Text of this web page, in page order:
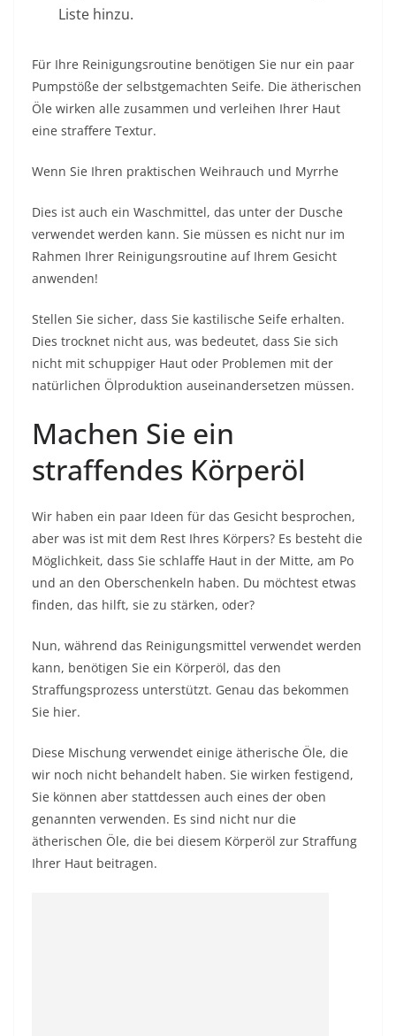
Liste hinzu.
Für Ihre Reinigungsroutine benötigen Sie nur ein paar
Pumpstöße der selbstgemachten Seife. Die ätherischen
Öle wirken alle zusammen und verleihen Ihrer Haut
eine straffere Textur.
Wenn Sie Ihren praktischen Weihrauch und Myrrhe
Dies ist auch ein Waschmittel, das unter der Dusche
verwendet werden kann. Sie müssen es nicht nur im
Rahmen Ihrer Reinigungsroutine auf Ihrem Gesicht
anwenden!
Stellen Sie sicher, dass Sie kastilische Seife erhalten.
Dies trocknet nicht aus, was bedeutet, dass Sie sich
nicht mit schuppiger Haut oder Problemen mit der
natürlichen Ölproduktion auseinandersetzen müssen.
Machen Sie ein
straffendes Körperöl
Wir haben ein paar Ideen für das Gesicht besprochen,
aber was ist mit dem Rest Ihres Körpers? Es besteht die
Möglichkeit, dass Sie schlaffe Haut in der Mitte, am Po
und an den Oberschenkeln haben. Du möchtest etwas
finden, das hilft, sie zu stärken, oder?
Nun, während das Reinigungsmittel verwendet werden
kann, benötigen Sie ein Körperöl, das den
Straffungsprozess unterstützt. Genau das bekommen
Sie hier.
Diese Mischung verwendet einige ätherische Öle, die
wir noch nicht behandelt haben. Sie wirken festigend,
Sie können aber stattdessen auch eines der oben
genannten verwenden. Es sind nicht nur die
ätherischen Öle, die bei diesem Körperöl zur Straffung
Ihrer Haut beitragen.